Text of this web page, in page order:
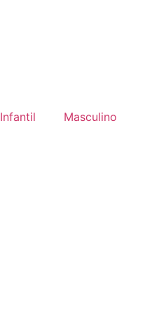
Infantil Masculino